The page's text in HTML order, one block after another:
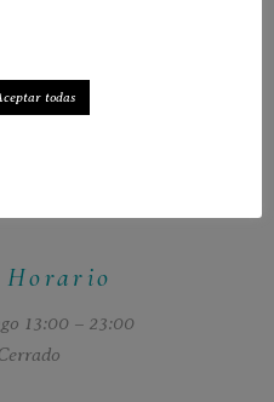
Horario
13:00 – 23:00
todas